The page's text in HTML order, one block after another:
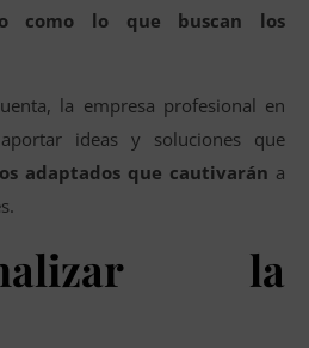
como lo que buscan los
la empresa profesional en
ideas y soluciones que
adaptados que cautivarán a
la